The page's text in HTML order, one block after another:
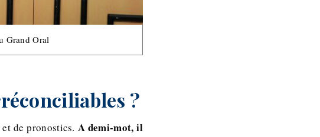
Grand Oral
?
de pronostics. A demi-mot, il